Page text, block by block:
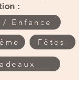
:
/ Enfance
Fêtes